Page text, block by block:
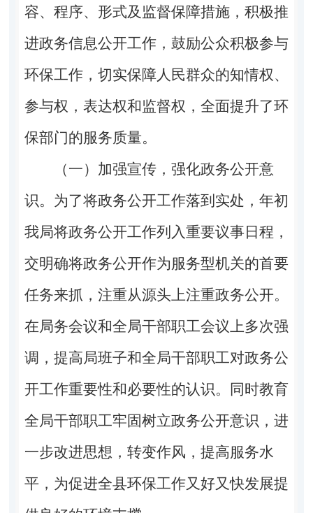
容、程序、形式及监督保障措施，积极推
进政务信息公开工作，鼓励公众积极参与
环保工作，切实保障人民群众的知情权、
参与权，表达权和监督权，全面提升了环
保部门的服务质量。
（一）加强宣传，强化政务公开意
识。为了将政务公开工作落到实处，年初
我局将政务公开工作列入重要议事日程，
交明确将政务公开作为服务型机关的首要
任务来抓，注重从源头上注重政务公开。
在局务会议和全局干部职工会议上多次强
调，提高局班子和全局干部职工对政务公
开工作重要性和必要性的认识。同时教育
全局干部职工牢固树立政务公开意识，进
一步改进思想，转变作风，提高服务水
平，为促进全县环保工作又好又快发展提